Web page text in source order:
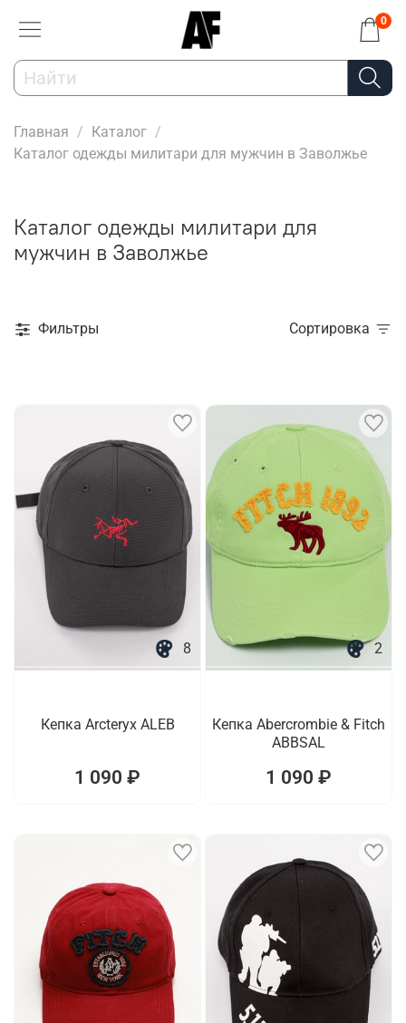
0
Главная
Каталог
Каталог одежды милитари для мужчин в Заволжье
Каталог одежды милитари для
мужчин в Заволжье
Фильтры Сортировка
8
Кепка Arcteryx ALEB
1 090 ₽
2
Кепка Abercrombie & Fitch
ABBSAL
1 090 ₽